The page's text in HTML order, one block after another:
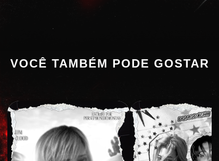
VOCÊ TAMBÉM PODE GOSTAR